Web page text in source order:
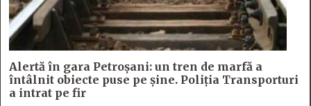
Alertă în gara Petroșani: un tren de marfă a
întâlnit obiecte puse pe șine. Poliția Transporturi
a intrat pe fir